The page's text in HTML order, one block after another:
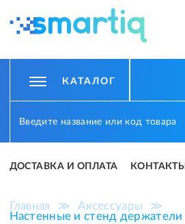
КАТАЛОГ
ДОСТАВКА И ОПЛАТА КОНТАКТЫ
Главная ≫ Аксессуары
≫
Настенные и стенд держатели